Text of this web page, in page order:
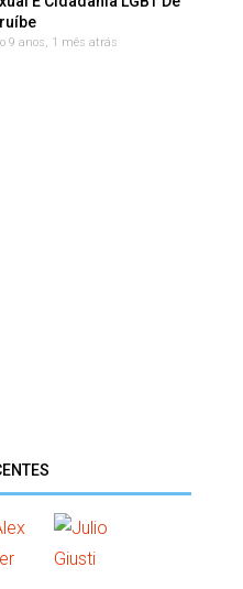
9 anos, 1 mês atrás